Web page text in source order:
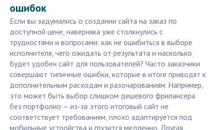
ошибок
Если вы задумались о создании сайта на заказ по
доступной цене, наверняка уже столкнулись с
трудностями и вопросами: как не ошибиться в выборе
исполнителя, чего ожидать от результата и насколько
будет удобен сайт для пользователей? Часто заказчики
совершают типичные ошибки, которые в итоге приводят к
дополнительным расходам и разочарованиям. Например,
это может быть выбор слишком дешевого фрилансера
без портфолио — из-за этого итоговый сайт не
соответствует требованиям, плохо адаптируется под
мобильные устройства и грузится медленно. Другая